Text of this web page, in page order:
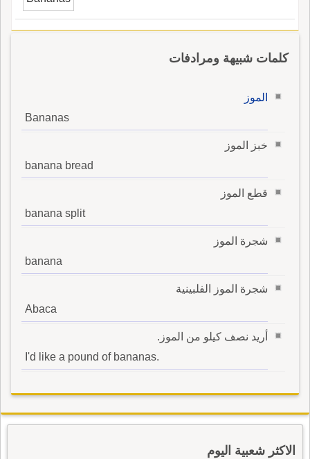
بمَوْزَنَ، مُشْرِقاً تِمْثالُه.
كلمات شبيهة ومرادفات
الموز
Bananas
خبز الموز
banana bread
قطع الموز
banana split
شجرة الموز
banana
شجرة الموز الفلبينية
Abaca
أريد نصف كيلو من الموز.
I'd like a pound of bananas.
الاكثر شعبية اليوم